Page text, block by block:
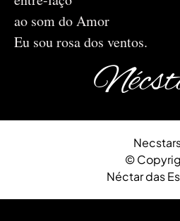
ao som do Amor
Eu sou rosa dos ventos.
©
Néctar das